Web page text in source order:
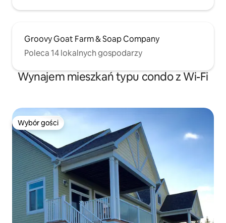
Groovy Goat Farm & Soap Company
Poleca 14 lokalnych gospodarzy
Wynajem mieszkań typu condo z Wi-Fi
Wybór gości
Wybór gości